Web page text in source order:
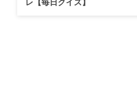
レ【毎日クイズ】